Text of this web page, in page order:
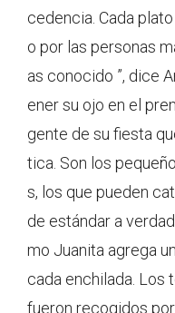
cedencia. Cada
o por las personas
as conocido ”, dice
ener su ojo en el
gente de su fiesta
tica. Son los
s, los que pueden
de estándar a
mo Juanita agrega
cada enchilada. Los
fueron recogidos